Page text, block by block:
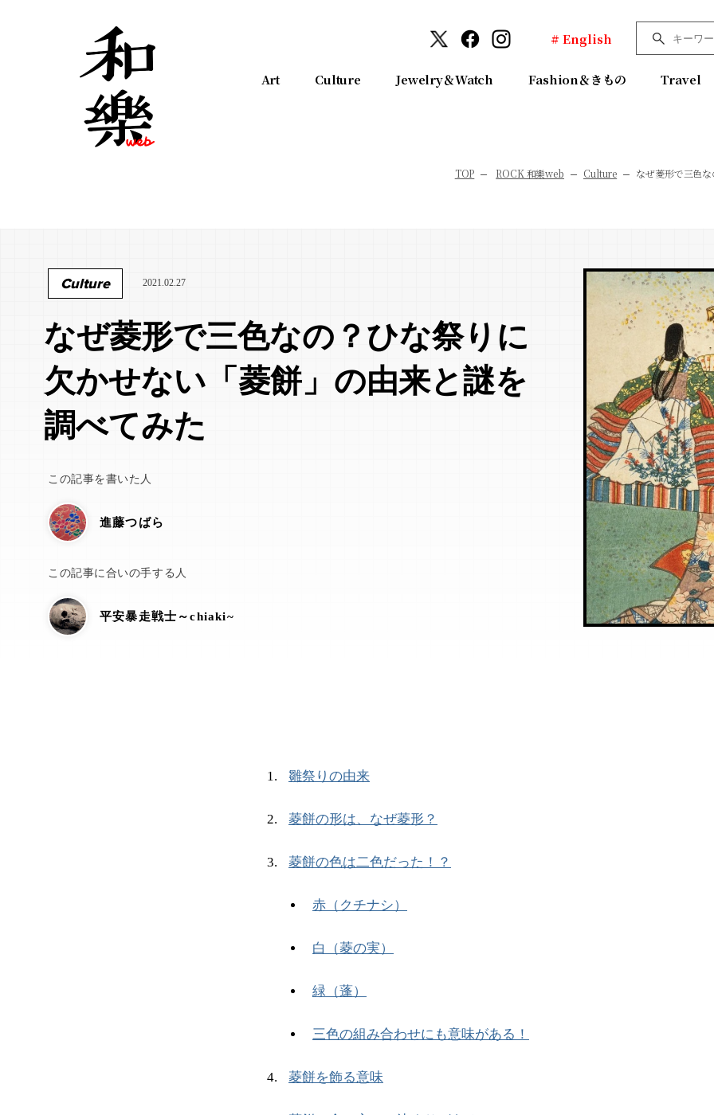
# English
Art Culture Jewelry＆Watch Fashion＆きもの Travel
TOP ROCK 和樂web Culture なぜ菱形で三色
Culture 2021.02.27
なぜ菱形で三色なの？ひな祭りに
欠かせない「菱餅」の由来と謎を
調べてみた
この記事を書いた人
進藤つばら
この記事に合いの手する人
平安暴走戦士～chiaki~
雛祭りの由来
菱餅の形は、なぜ菱形？
菱餅の色は二色だった！？
赤（クチナシ）
白（菱の実）
緑（蓬）
三色の組み合わせにも意味がある！
菱餅を飾る意味